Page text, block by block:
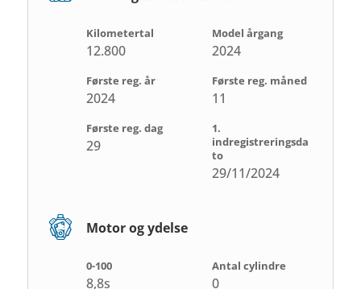
Kilometertal
12.800
Model årgang
2024
Første reg. år
2024
Første reg. måned
11
Første reg. dag
29
1.
indregistreringsda
to
29/11/2024
Motor og ydelse
0-100
8,8s
Antal cylindre
0